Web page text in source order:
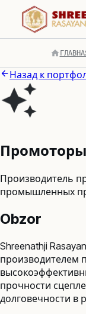
Назад к
Производитель
промышленных
Obzor
Shreenathji
производителем
прочности
долговечности в